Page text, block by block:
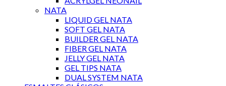
NATA
LIQUID GEL NATA
SOFT GEL NATA
BUILDER GEL NATA
FIBER GEL NATA
JELLY GEL NATA
GEL TIPS NATA
DUAL SYSTEM NATA